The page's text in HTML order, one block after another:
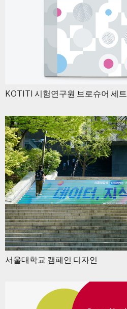
KOTITI 시험연구원 브로슈어 세트
서울대학교 캠페인 디자인